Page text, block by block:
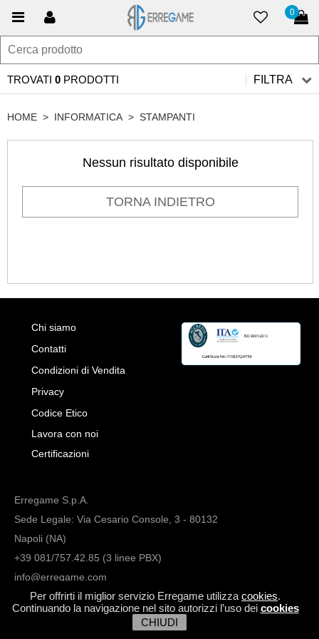
Per offrirti il miglior servizio Erregame utilizza cookies.
Continuando la navigazione nel sito autorizzi l’uso dei cookies
CHIUDI
0
TROVATI 0 PRODOTTI FILTRA
HOME > INFORMATICA > STAMPANTI
Nessun risultato disponibile
TORNA INDIETRO
Chi siamo
Contatti
Condizioni di Vendita
Privacy
Codice Etico
Lavora con noi
Certificazioni
Erregame S.p.A.
Sede Legale: Via Cesario Console, 3 - 80132
Napoli (NA)
+39 081/757.42.85 (3 linee PBX)
info@erregame.com